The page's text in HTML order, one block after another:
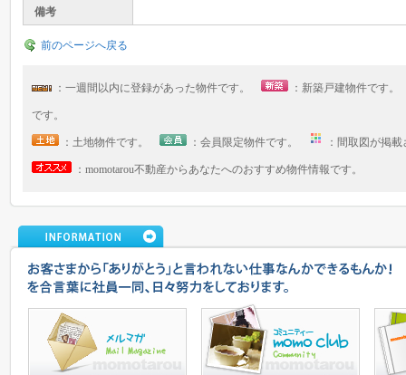
備考
前のページへ戻る
：一週間以内に登録があった物件です。 ：新築戸建物件です
です。
：土地物件です。 ：会員限定物件です。 ：間取図が掲
：momotarou不動産からあなたへのおすすめ物件情報です。